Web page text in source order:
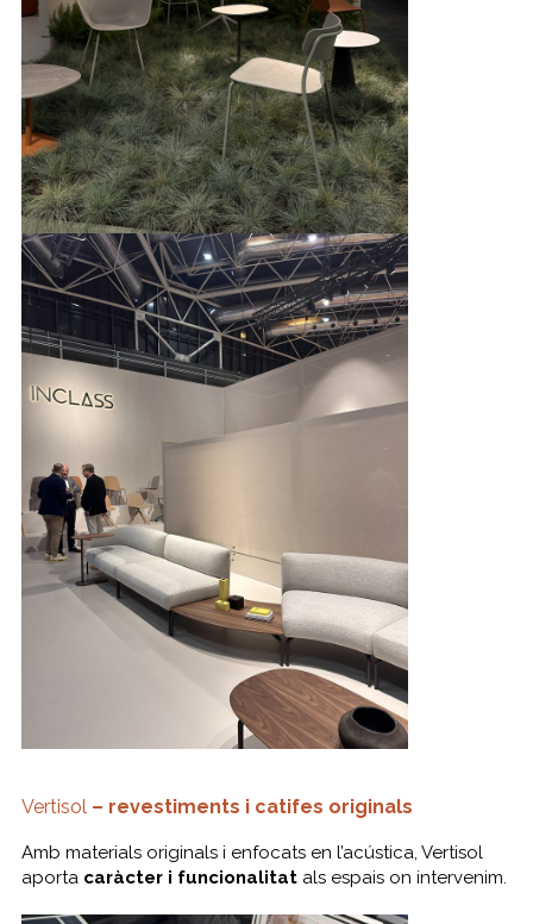
Vertisol– revestiments i catifes originals
Amb materials originals i enfocats en l’acústica, Vertisol
aporta caràcter i funcionalitatals espais on intervenim.